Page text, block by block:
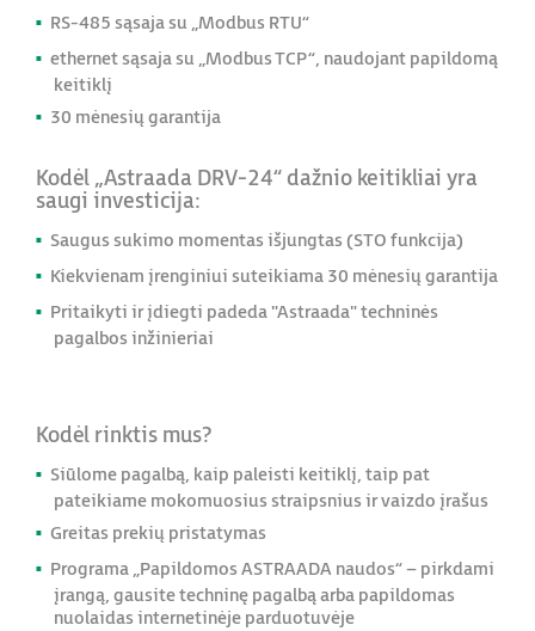
RS-485 sąsaja su „Modbus RTU“
ethernet sąsaja su „Modbus TCP“, naudojant papildomą
keitiklį
30 mėnesių garantija
Kodėl „Astraada DRV-24“ dažnio keitikliai yra
saugi investicija:
Saugus sukimo momentas išjungtas (STO funkcija)
Kiekvienam įrenginiui suteikiama 30 mėnesių garantija
Pritaikyti ir įdiegti padeda "Astraada" techninės
pagalbos inžinieriai
Kodėl rinktis mus?
Siūlome pagalbą, kaip paleisti keitiklį, taip pat
pateikiame mokomuosius straipsnius ir vaizdo įrašus
Greitas prekių pristatymas
Programa „Papildomos ASTRAADA naudos“ – pirkdami
įrangą, gausite techninę pagalbą arba papildomas
nuolaidas internetinėje parduotuvėje